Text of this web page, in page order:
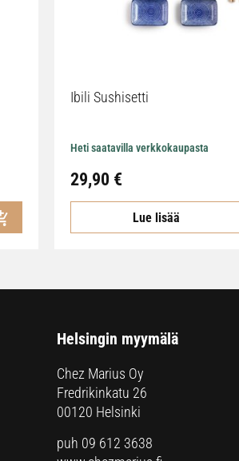
Ibili Sushisetti
Heti saatavilla verkkokaupasta
29,90 €
Lue lisää
Helsingin myymälä
Chez Marius Oy
Fredrikinkatu 26
00120 Helsinki
puh 09 612 3638